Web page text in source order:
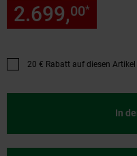
2.699,00*
Promotion "20 € Rabatt auf
20 € Rabatt auf diesen
In